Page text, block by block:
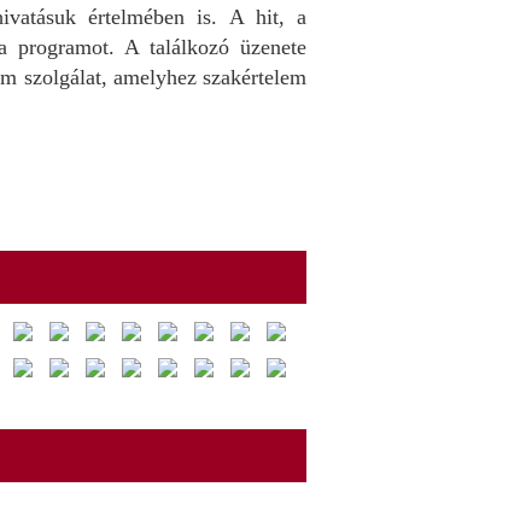
értelmében is. A hit, a
programot. A találkozó üzenete
szolgálat, amelyhez szakértelem